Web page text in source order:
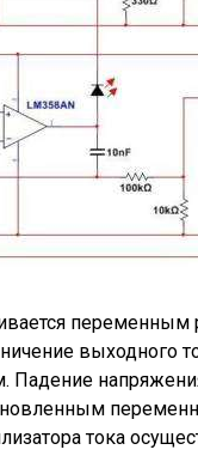
переменным
выходного
тока